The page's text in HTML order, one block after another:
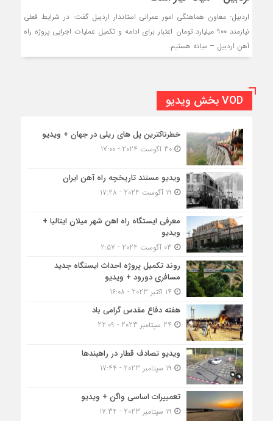
اردبیل- معاون هماهنگی امور عمرانی استاندار اردبیل گفت: در شرایط فعلی
نیازمند ۹۰۰ میلیارد تومان اعتبار برای ادامه و تکمیل عملیات اجرایی پروژه راه
آهن اردبیل – میانه هستیم.
VOD بخش ویدیو
خطرناکترین پل های ریلی در جهان + ویدیو
30 آگوست 2024 - 17:00
ویدیو مستند تاریخچه راه آهن ایران
معرفی ایستگاه راه اهن شهر میلان ایتالیا +
ویدیو
روند تکمیل پروژه احداث ایستگاه جدید
مسافری دورود + ویدیو
هفته دفاع مقدس گرامی باد
ویدیو تصادف قطار در راهبندها
تعمییرات اساسی واگن + ویدیو